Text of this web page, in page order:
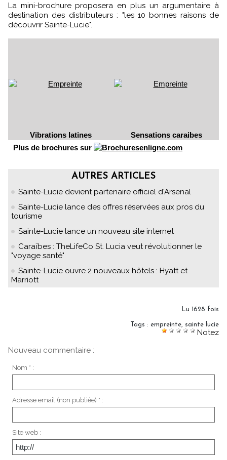
La mini-brochure proposera en plus un argumentaire à
destination des distributeurs : "les 10 bonnes raisons de
découvrir Sainte-Lucie".
Vibrations latines
Sensations caraibes
Plus de brochures sur
AUTRES ARTICLES
Sainte-Lucie devient partenaire officiel d'Arsenal
Sainte-Lucie lance des offres réservées aux pros du
tourisme
Sainte-Lucie lance un nouveau site internet
Caraïbes : TheLifeCo St. Lucia veut révolutionner le
"voyage santé"
Sainte-Lucie ouvre 2 nouveaux hôtels : Hyatt et
Marriott
Lu 1628 fois
Tags : empreinte sainte lucie
Notez
Nouveau commentaire :
Nom * :
Adresse email (non publiée) * :
Site web :